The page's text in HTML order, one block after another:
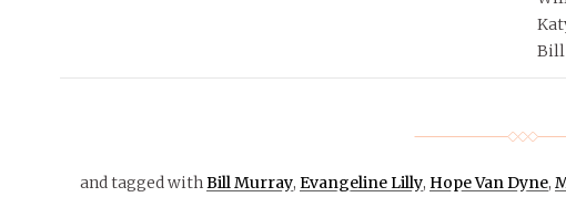
and tagged withBill Murray, Evangeline Lilly, Hope Van Dyne,